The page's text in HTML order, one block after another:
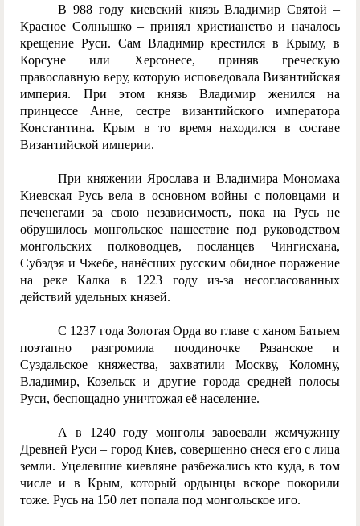
В 988 году киевский князь Владимир Святой –
Красное Солнышко – принял христианство и началось
крещение Руси. Сам Владимир крестился в Крыму, в
Корсуне или Херсонесе, приняв греческую
православную веру, которую исповедовала Византийская
империя. При этом князь Владимир женился на
принцессе Анне, сестре византийского императора
Константина. Крым в то время находился в составе
Византийской империи.
При княжении Ярослава и Владимира Мономаха
Киевская Русь вела в основном войны с половцами и
печенегами за свою независимость, пока на Русь не
обрушилось монгольское нашествие под руководством
монгольских полководцев, посланцев Чингисхана,
Субэдэя и Чжебе, нанёсших русским обидное поражение
на реке Калка в 1223 году из-за несогласованных
действий удельных князей.
С 1237 года Золотая Орда во главе с ханом Батыем
поэтапно разгромила поодиночке Рязанское и
Суздальское княжества, захватили Москву, Коломну,
Владимир, Козельск и другие города средней полосы
Руси, беспощадно уничтожая её население.
А в 1240 году монголы завоевали жемчужину
Древней Руси – город Киев, совершенно снеся его с лица
земли. Уцелевшие киевляне разбежались кто куда, в том
числе и в Крым, который ордынцы вскоре покорили
тоже. Русь на 150 лет попала под монгольское иго.